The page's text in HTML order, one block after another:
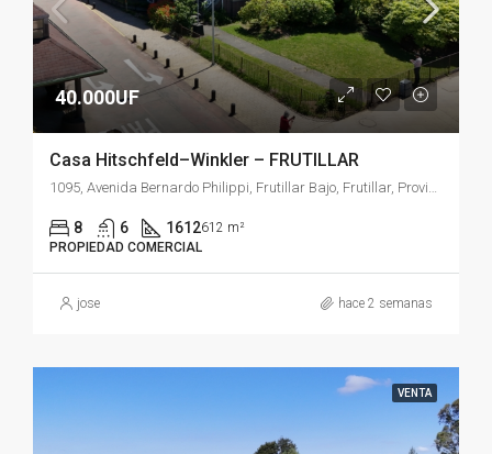
40.000UF
Casa Hitschfeld–Winkler – FRUTILLAR
8 6 1612612 m²
PROPIEDAD COMERCIAL
jose hace 2 semanas
VENTA